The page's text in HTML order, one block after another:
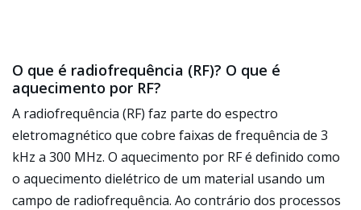
O que é radiofrequência (RF)? O que é
aquecimento por RF?
A radiofrequência (RF) faz parte do espectro
eletromagnético que cobre faixas de frequência de 3
kHz a 300 MHz. O aquecimento por RF é definido como
o aquecimento dielétrico de um material usando um
campo de radiofrequência. Ao contrário dos processos